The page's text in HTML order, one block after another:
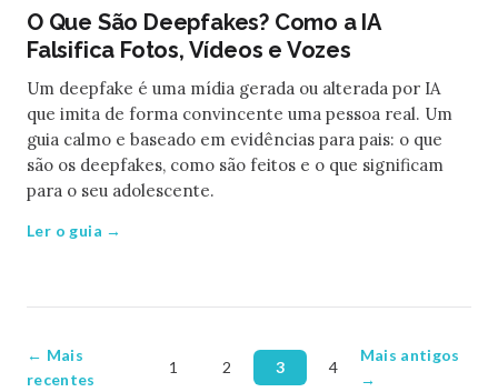
O Que São Deepfakes? Como a IA
Falsifica Fotos, Vídeos e Vozes
Um deepfake é uma mídia gerada ou alterada por IA
que imita de forma convincente uma pessoa real. Um
guia calmo e baseado em evidências para pais: o que
são os deepfakes, como são feitos e o que significam
para o seu adolescente.
Ler o guia →
← Mais
recentes
1 2 3 4
Mais antigos
→